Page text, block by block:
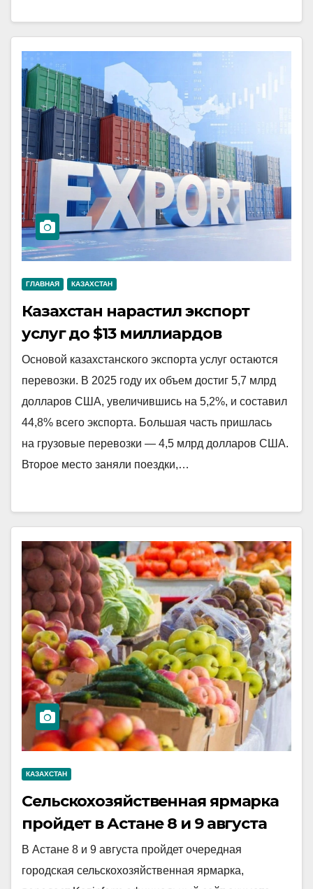
ГЛАВНАЯ КАЗАХСТАН
Казахстан нарастил экспорт
услуг до $13 миллиардов
Основой казахстанского экспорта услуг остаются
перевозки. В 2025 году их объем достиг 5,7 млрд
долларов США, увеличившись на 5,2%, и составил
44,8% всего экспорта. Большая часть пришлась
на грузовые перевозки — 4,5 млрд долларов США.
Второе место заняли поездки,…
КАЗАХСТАН
Сельскохозяйственная ярмарка
пройдет в Астане 8 и 9 августа
В Астане 8 и 9 августа пройдет очередная
городская сельскохозяйственная ярмарка,